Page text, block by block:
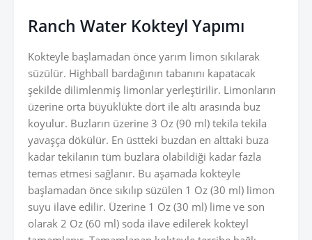
Ranch Water Kokteyl Yapımı
Kokteyle başlamadan önce yarım limon sıkılarak
süzülür. Highball bardağının tabanını kapatacak
şekilde dilimlenmiş limonlar yerleştirilir. Limonların
üzerine orta büyüklükte dört ile altı arasında buz
koyulur. Buzların üzerine 3 Oz (90 ml) tekila tekila
yavaşça dökülür. En üstteki buzdan en alttaki buza
kadar tekilanın tüm buzlara olabildiği kadar fazla
temas etmesi sağlanır. Bu aşamada kokteyle
başlamadan önce sıkılıp süzülen 1 Oz (30 ml) limon
suyu ilave edilir. Üzerine 1 Oz (30 ml) lime ve son
olarak 2 Oz (60 ml) soda ilave edilerek kokteyl